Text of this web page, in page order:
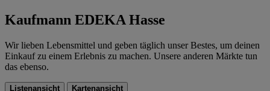
Kaufmann EDEKA Hasse
Wir lieben Lebensmittel und geben täglich unser Bestes, um deinen
Einkauf zu einem Erlebnis zu machen. Unsere anderen Märkte tun
das ebenso.
Listenansicht Kartenansicht